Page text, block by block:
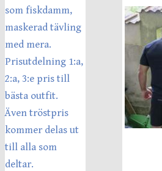
som fiskdamm,
maskerad tävling
med mera.
Prisutdelning 1:a,
2:a, 3:e pris till
bästa outfit.
Även tröstpris
kommer delas ut
till alla som
deltar.